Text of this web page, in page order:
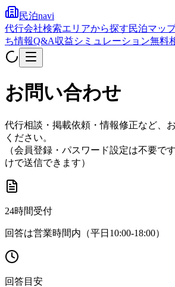
民泊navi
代行会社検索エリアから探す民泊マッ
ち情報Q&A収益シミュレーション無料
お問い合わせ
代行相談・掲載依頼・情報修正など、
ください。
（会員登録・パスワード設定は不要で
けで送信できます）
24時間受付
回答は営業時間内（平日10:00-18:00）
回答目安